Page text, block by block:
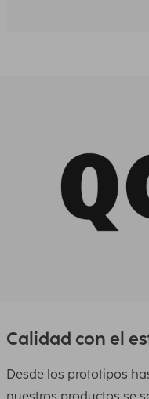
Calidad con el
Desde los prototipos
nuestros productos se